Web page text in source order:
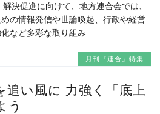
決促進に向けて、地方連合会では、
の情報発信や世論喚起、行政や経営
など多彩な取り組み
月刊『連合』特集
追い風に 力強く「底上
う